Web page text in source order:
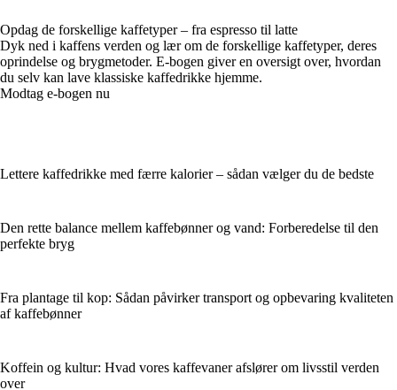
Opdag de forskellige kaffetyper – fra espresso til latte
Dyk ned i kaffens verden og lær om de forskellige kaffetyper, deres
oprindelse og brygmetoder. E-bogen giver en oversigt over, hvordan
du selv kan lave klassiske kaffedrikke hjemme.
Modtag e-bogen nu
Lettere kaffedrikke med færre kalorier – sådan vælger du de bedste
Den rette balance mellem kaffebønner og vand: Forberedelse til den
perfekte bryg
Fra plantage til kop: Sådan påvirker transport og opbevaring kvaliteten
af kaffebønner
Koffein og kultur: Hvad vores kaffevaner afslører om livsstil verden
over